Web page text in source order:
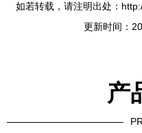
如若转载，请注明出处：
更新时间：
产